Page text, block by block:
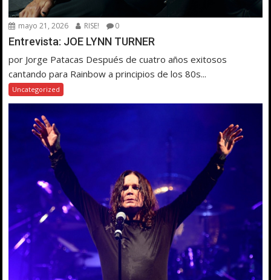
mayo 21, 2026 RISE! 0
Entrevista: JOE LYNN TURNER
por Jorge Patacas Después de cuatro años exitosos
cantando para Rainbow a principios de los 80s...
Uncategorized